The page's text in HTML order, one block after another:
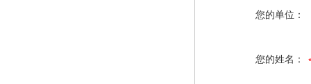
您的单位：
您的姓名：